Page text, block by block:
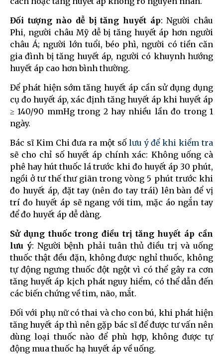
Đối tượng nào dễ bị tăng huyết áp: Người châu
Phi, người châu Mỹ dễ bị tăng huyết áp hơn người
châu Á; người lớn tuổi, béo phì, người có tiền căn
gia đình bị tăng huyết áp, người có khuynh hướng
huyết áp cao hơn bình thường.
Để phát hiện sớm tăng huyết áp cần sử dụng dụng
cụ đo huyết áp, xác định tăng huyết áp khi huyết áp
≥ 140/90 mmHg trong 2 hay nhiều lần đo trong 1
ngày.
Bác sĩ Kim Chi đưa ra một số lưu ý để khi kiểm tra
sẽ cho chỉ số huyết áp chính xác: Không uống cà
phê hay hút thuốc lá trước khi đo huyết áp 30 phút,
ngồi ở tư thế thư giãn trong vòng 5 phút trước khi
đo huyết áp, đặt tay (nên đo tay trái) lên bàn để vị
trí đo huyết áp sẽ ngang với tim, mặc áo ngắn tay
để đo huyết áp dễ dàng.
Sử dụng thuốc trong điều trị tăng huyết áp cần
lưu ý: Người bệnh phải tuân thủ điều trị và uống
thuốc thật đều đặn, không được nghỉ thuốc, không
tự động ngưng thuốc đột ngột vì có thể gây ra cơn
tăng huyết áp kịch phát nguy hiểm, có thể dẫn đến
các biến chứng về tim, não, mắt.
Đối với phụ nữ có thai và cho con bú, khi phát hiện
tăng huyết áp thì nên gặp bác sĩ để được tư vấn nên
dùng loại thuốc nào để phù hợp, không được tự
động mua thuốc hạ huyết áp về uống.